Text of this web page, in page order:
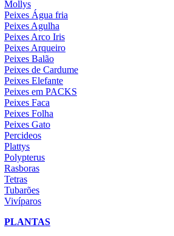
Mollys
Peixes Água fria
Peixes Agulha
Peixes Arco Iris
Peixes Arqueiro
Peixes Balão
Peixes de Cardume
Peixes Elefante
Peixes em PACKS
Peixes Faca
Peixes Folha
Peixes Gato
Percideos
Plattys
Polypterus
Rasboras
Tetras
Tubarões
Vivíparos
PLANTAS